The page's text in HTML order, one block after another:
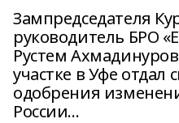
Зампредседателя
руководитель БРО
Рустем
участке в Уфе отдал
одобрения
России...